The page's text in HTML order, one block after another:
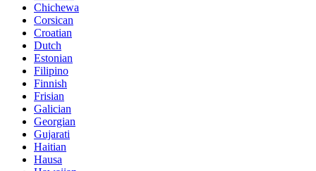
Chichewa
Corsican
Croatian
Dutch
Estonian
Filipino
Finnish
Frisian
Galician
Georgian
Gujarati
Haitian
Hausa